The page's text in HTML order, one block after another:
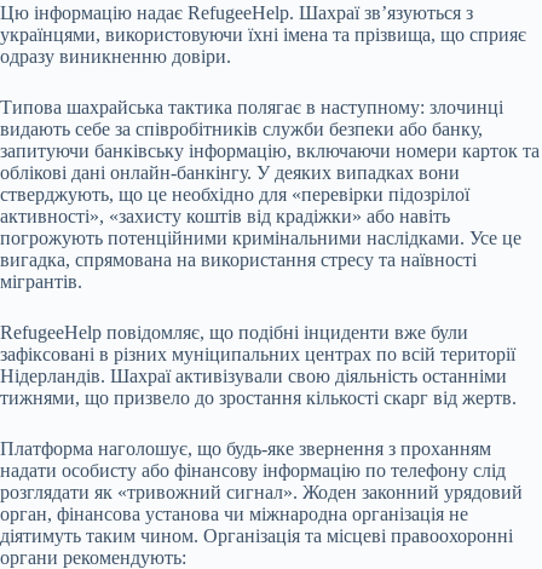
Цю інформацію надає RefugeeHelp. Шахраї зв’язуються з
українцями, використовуючи їхні імена та прізвища, що сприяє
одразу виникненню довіри.
Типова шахрайська тактика полягає в наступному: злочинці
видають себе за співробітників служби безпеки або банку,
запитуючи банківську інформацію, включаючи номери карток та
облікові дані онлайн-банкінгу. У деяких випадках вони
стверджують, що це необхідно для «перевірки підозрілої
активності», «захисту коштів від крадіжки» або навіть
погрожують потенційними кримінальними наслідками. Усе це
вигадка, спрямована на використання стресу та наївності
мігрантів.
RefugeeHelp повідомляє, що подібні інциденти вже були
зафіксовані в різних муніципальних центрах по всій території
Нідерландів. Шахраї активізували свою діяльність останніми
тижнями, що призвело до зростання кількості скарг від жертв.
Платформа наголошує, що будь-яке звернення з проханням
надати особисту або фінансову інформацію по телефону слід
розглядати як «тривожний сигнал». Жоден законний урядовий
орган, фінансова установа чи міжнародна організація не
діятимуть таким чином. Організація та місцеві правоохоронні
органи рекомендують: